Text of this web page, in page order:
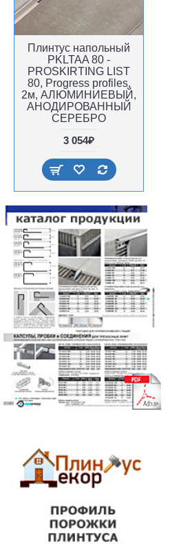
Плинтус напольный
PKLTAA 80 -
PROSKIRTING LIST
80, Progress profiles,
2м, АЛЮМИНИЕВЫЙ,
АНОДИРОВАННЫЙ
СЕРЕБРО
3 054₽